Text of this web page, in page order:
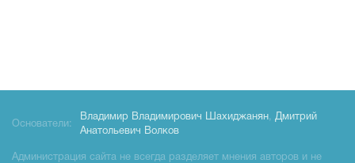
Основатели:
Владимир Владимирович Шахиджанян, Дмитрий
Анатольевич Волков
Администрация сайта не всегда разделяет мнения авторов и не